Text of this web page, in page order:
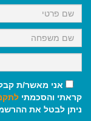
אני מאשר/ת
קראתי והסכמתי
ניתן לבטל את